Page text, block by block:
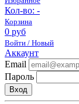
Кол-во: -
Корзина
0 руб
Войти / Новый
Аккаунт
Email
Пароль
Вход